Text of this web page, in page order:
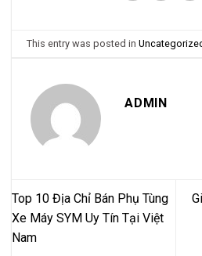
This entry was posted in
ADMIN
Top 10 Địa Chỉ Bán Phụ Tùng
Xe Máy SYM Uy Tín Tại Việt
Nam